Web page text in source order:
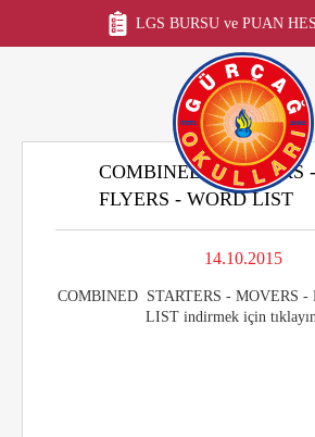
LGS BURSU ve PUAN
COMBINED STARTERS
FLYERS - WORD LIST
14.10.2015
COMBINED STARTERS - MOVERS -
LIST indirmek için